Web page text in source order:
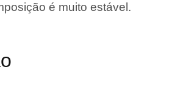
é muito estável.